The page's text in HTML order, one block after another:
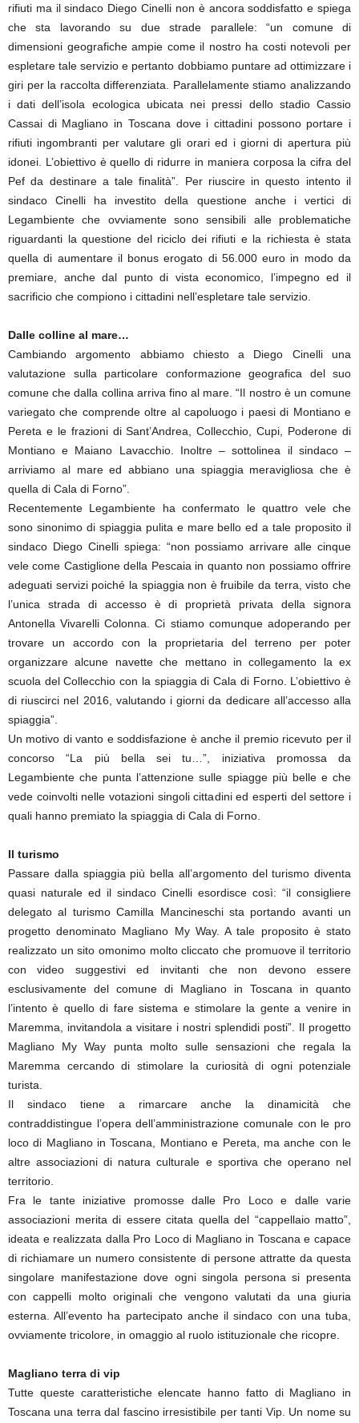
rifiuti ma il sindaco Diego Cinelli non è ancora soddisfatto e spiega
che sta lavorando su due strade parallele: “un comune di
dimensioni geografiche ampie come il nostro ha costi notevoli per
espletare tale servizio e pertanto dobbiamo puntare ad ottimizzare i
giri per la raccolta differenziata. Parallelamente stiamo analizzando
i dati dell’isola ecologica ubicata nei pressi dello stadio Cassio
Cassai di Magliano in Toscana dove i cittadini possono portare i
rifiuti ingombranti per valutare gli orari ed i giorni di apertura più
idonei. L’obiettivo è quello di ridurre in maniera corposa la cifra del
Pef da destinare a tale finalità”. Per riuscire in questo intento il
sindaco Cinelli ha investito della questione anche i vertici di
Legambiente che ovviamente sono sensibili alle problematiche
riguardanti la questione del riciclo dei rifiuti e la richiesta è stata
quella di aumentare il bonus erogato di 56.000 euro in modo da
premiare, anche dal punto di vista economico, l’impegno ed il
sacrificio che compiono i cittadini nell’espletare tale servizio.
Dalle colline al mare…
Cambiando argomento abbiamo chiesto a Diego Cinelli una
valutazione sulla particolare conformazione geografica del suo
comune che dalla collina arriva fino al mare. “Il nostro è un comune
variegato che comprende oltre al capoluogo i paesi di Montiano e
Pereta e le frazioni di Sant’Andrea, Collecchio, Cupi, Poderone di
Montiano e Maiano Lavacchio. Inoltre – sottolinea il sindaco –
arriviamo al mare ed abbiano una spiaggia meravigliosa che è
quella di Cala di Forno”.
Recentemente Legambiente ha confermato le quattro vele che
sono sinonimo di spiaggia pulita e mare bello ed a tale proposito il
sindaco Diego Cinelli spiega: “non possiamo arrivare alle cinque
vele come Castiglione della Pescaia in quanto non possiamo offrire
adeguati servizi poiché la spiaggia non è fruibile da terra, visto che
l’unica strada di accesso è di proprietà privata della signora
Antonella Vivarelli Colonna. Ci stiamo comunque adoperando per
trovare un accordo con la proprietaria del terreno per poter
organizzare alcune navette che mettano in collegamento la ex
scuola del Collecchio con la spiaggia di Cala di Forno. L’obiettivo è
di riuscirci nel 2016, valutando i giorni da dedicare all’accesso alla
spiaggia”.
Un motivo di vanto e soddisfazione è anche il premio ricevuto per il
concorso “La più bella sei tu…”, iniziativa promossa da
Legambiente che punta l’attenzione sulle spiagge più belle e che
vede coinvolti nelle votazioni singoli cittadini ed esperti del settore i
quali hanno premiato la spiaggia di Cala di Forno.
Il turismo
Passare dalla spiaggia più bella all’argomento del turismo diventa
quasi naturale ed il sindaco Cinelli esordisce così: “il consigliere
delegato al turismo Camilla Mancineschi sta portando avanti un
progetto denominato Magliano My Way. A tale proposito è stato
realizzato un sito omonimo molto cliccato che promuove il territorio
con video suggestivi ed invitanti che non devono essere
esclusivamente del comune di Magliano in Toscana in quanto
l’intento è quello di fare sistema e stimolare la gente a venire in
Maremma, invitandola a visitare i nostri splendidi posti”. Il progetto
Magliano My Way punta molto sulle sensazioni che regala la
Maremma cercando di stimolare la curiosità di ogni potenziale
turista.
Il sindaco tiene a rimarcare anche la dinamicità che
contraddistingue l’opera dell’amministrazione comunale con le pro
loco di Magliano in Toscana, Montiano e Pereta, ma anche con le
altre associazioni di natura culturale e sportiva che operano nel
territorio.
Fra le tante iniziative promosse dalle Pro Loco e dalle varie
associazioni merita di essere citata quella del “cappellaio matto”,
ideata e realizzata dalla Pro Loco di Magliano in Toscana e capace
di richiamare un numero consistente di persone attratte da questa
singolare manifestazione dove ogni singola persona si presenta
con cappelli molto originali che vengono valutati da una giuria
esterna. All’evento ha partecipato anche il sindaco con una tuba,
ovviamente tricolore, in omaggio al ruolo istituzionale che ricopre.
Magliano terra di vip
Tutte queste caratteristiche elencate hanno fatto di Magliano in
Toscana una terra dal fascino irresistibile per tanti Vip. Un nome su